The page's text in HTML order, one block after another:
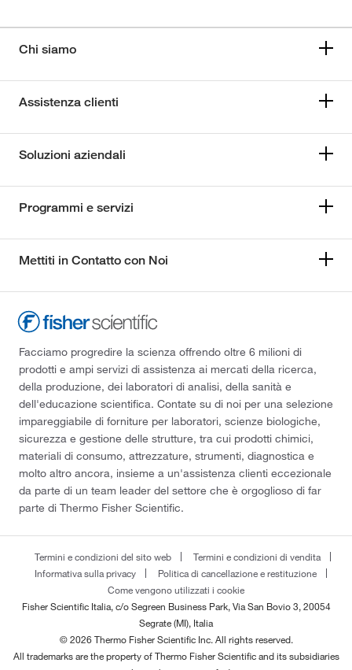
Chi siamo
Assistenza clienti
Soluzioni aziendali
Programmi e servizi
Mettiti in Contatto con Noi
Facciamo progredire la scienza offrendo oltre 6 milioni di
prodotti e ampi servizi di assistenza ai mercati della ricerca,
della produzione, dei laboratori di analisi, della sanità e
dell'educazione scientifica. Contate su di noi per una selezione
impareggiabile di forniture per laboratori, scienze biologiche,
sicurezza e gestione delle strutture, tra cui prodotti chimici,
materiali di consumo, attrezzature, strumenti, diagnostica e
molto altro ancora, insieme a un'assistenza clienti eccezionale
da parte di un team leader del settore che è orgoglioso di far
parte di Thermo Fisher Scientific.
Termini e condizioni del sito web
Termini e condizioni di vendita
Informativa sulla privacy
Politica di cancellazione e restituzione
Come vengono utilizzati i cookie
Fisher Scientific Italia, c/o Segreen Business Park, Via San Bovio 3, 20054
Segrate (MI), Italia
© 2026 Thermo Fisher Scientific Inc. All rights reserved.
All trademarks are the property of Thermo Fisher Scientific and its subsidiaries